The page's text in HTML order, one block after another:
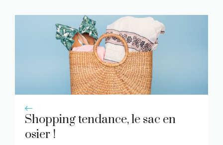
Shopping tendance, le sac en
osier !